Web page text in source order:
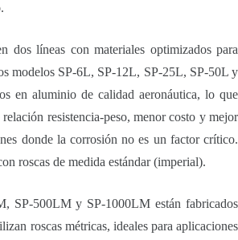
dos líneas con materiales optimizados para
modelos SP-6L, SP-12L, SP-25L, SP-50L y
en aluminio de calidad aeronáutica, lo que
resistencia-peso, menor costo y mejor
donde la corrosión no es un factor crítico.
roscas de medida estándar (imperial).
SP-500LM y SP-1000LM están fabricados
roscas métricas, ideales para aplicaciones